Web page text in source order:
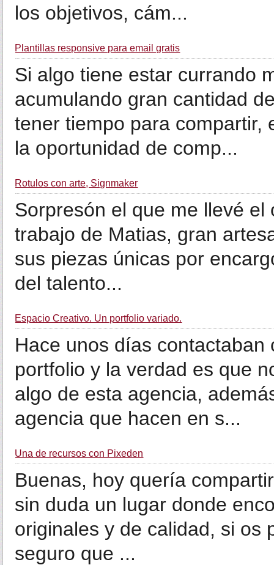
los objetivos, cám...
Plantillas responsive para email gratis
Si algo tiene estar currando
acumulando gran cantidad
tener tiempo para compartir,
la oportunidad de comp...
Rotulos con arte, Signmaker
Sorpresón el que me llevé
trabajo de Matias, gran
sus piezas únicas por
del talento...
Espacio Creativo. Un portfolio variado.
Hace unos días
portfolio y la verdad es que
algo de esta agencia,
agencia que hacen en s...
Una de recursos con Pixeden
Buenas, hoy quería
sin duda un lugar donde
originales y de calidad, si os
seguro que ...